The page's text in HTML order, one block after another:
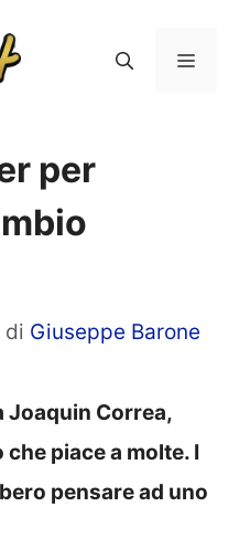
Menu
per
di Giuseppe Barone
Joaquin Correa,
piace a molte. I
pensare ad uno